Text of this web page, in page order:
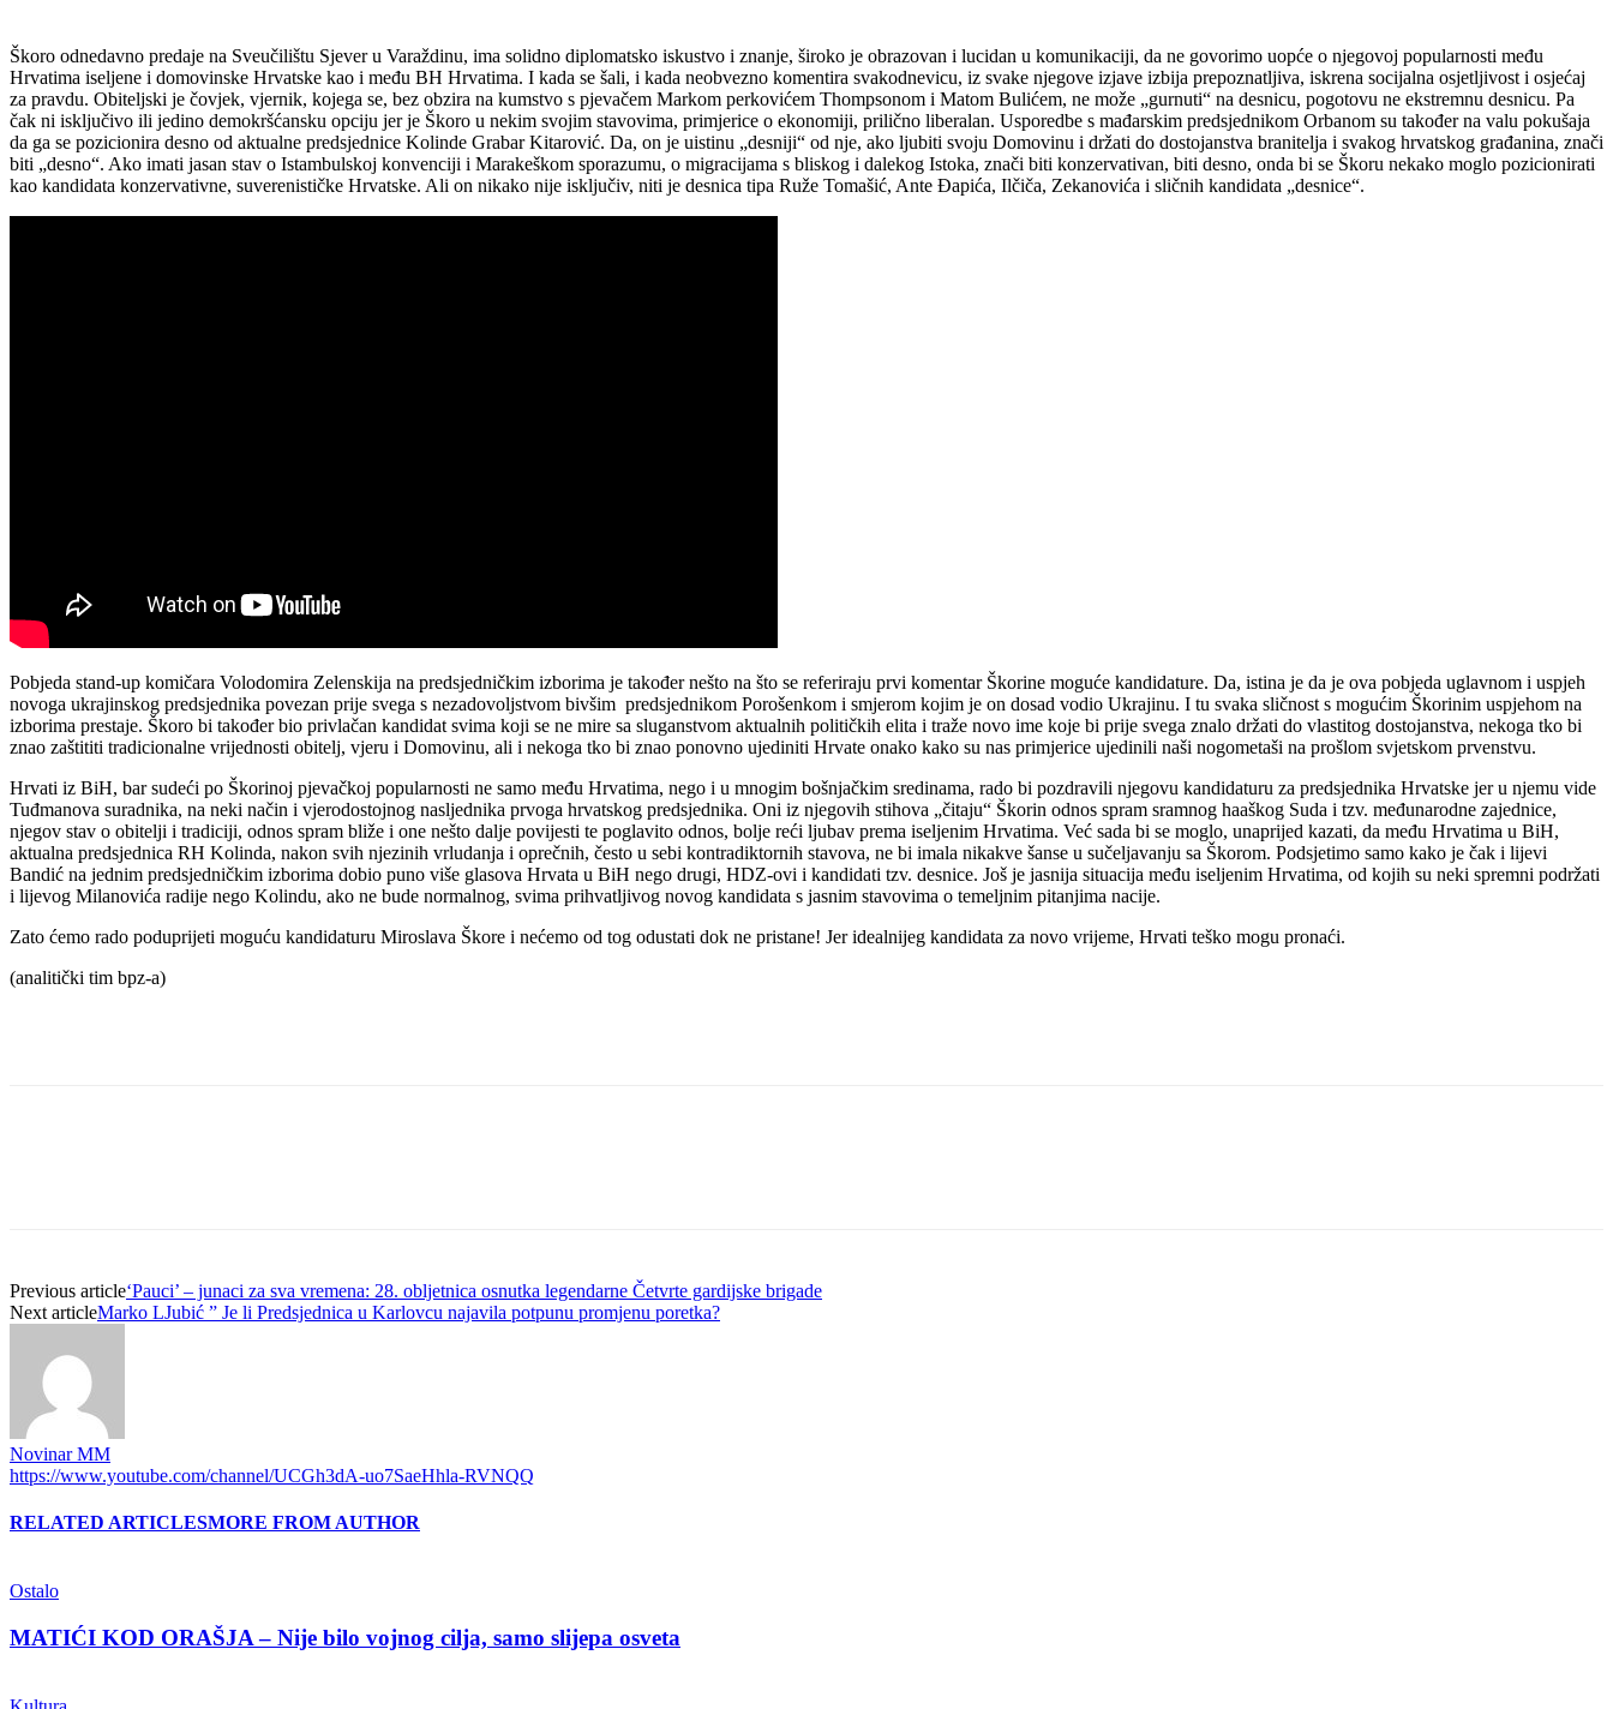
Škoro odnedavno predaje na Sveučilištu Sjever u Varaždinu, ima solidno diplomatsko iskustvo i znanje, široko je obrazovan i lucidan u komunikaciji, da ne govorimo uopće o njegovoj popularnosti među
Hrvatima iseljene i domovinske Hrvatske kao i među BH Hrvatima. I kada se šali, i kada neobvezno komentira svakodnevicu, iz svake njegove izjave izbija prepoznatljiva, iskrena socijalna osjetljivost i osjećaj
za pravdu. Obiteljski je čovjek, vjernik, kojega se, bez obzira na kumstvo s pjevačem Markom perkovićem Thompsonom i Matom Bulićem, ne može „gurnuti“ na desnicu, pogotovu ne ekstremnu desnicu. Pa
čak ni isključivo ili jedino demokršćansku opciju jer je Škoro u nekim svojim stavovima, primjerice o ekonomiji, prilično liberalan. Usporedbe s mađarskim predsjednikom Orbanom su također na valu pokušaja
da ga se pozicionira desno od aktualne predsjednice Kolinde Grabar Kitarović. Da, on je uistinu „desniji“ od nje, ako ljubiti svoju Domovinu i držati do dostojanstva branitelja i svakog hrvatskog građanina, znači
biti „desno“. Ako imati jasan stav o Istambulskoj konvenciji i Marakeškom sporazumu, o migracijama s bliskog i dalekog Istoka, znači biti konzervativan, biti desno, onda bi se Škoru nekako moglo pozicionirati
kao kandidata konzervativne, suverenističke Hrvatske. Ali on nikako nije isključiv, niti je desnica tipa Ruže Tomašić, Ante Đapića, Ilčiča, Zekanovića i sličnih kandidata „desnice“.
Pobjeda stand-up komičara Volodomira Zelenskija na predsjedničkim izborima je također nešto na što se referiraju prvi komentar Škorine moguće kandidature. Da, istina je da je ova pobjeda uglavnom i uspjeh
novoga ukrajinskog predsjednika povezan prije svega s nezadovoljstvom bivšim predsjednikom Porošenkom i smjerom kojim je on dosad vodio Ukrajinu. I tu svaka sličnost s mogućim Škorinim uspjehom na
izborima prestaje. Škoro bi također bio privlačan kandidat svima koji se ne mire sa sluganstvom aktualnih političkih elita i traže novo ime koje bi prije svega znalo držati do vlastitog dostojanstva, nekoga tko bi
znao zaštititi tradicionalne vrijednosti obitelj, vjeru i Domovinu, ali i nekoga tko bi znao ponovno ujediniti Hrvate onako kako su nas primjerice ujedinili naši nogometaši na prošlom svjetskom prvenstvu.
Hrvati iz BiH, bar sudeći po Škorinoj pjevačkoj popularnosti ne samo među Hrvatima, nego i u mnogim bošnjačkim sredinama, rado bi pozdravili njegovu kandidaturu za predsjednika Hrvatske jer u njemu vide
Tuđmanova suradnika, na neki način i vjerodostojnog nasljednika prvoga hrvatskog predsjednika. Oni iz njegovih stihova „čitaju“ Škorin odnos spram sramnog haaškog Suda i tzv. međunarodne zajednice,
njegov stav o obitelji i tradiciji, odnos spram bliže i one nešto dalje povijesti te poglavito odnos, bolje reći ljubav prema iseljenim Hrvatima. Već sada bi se moglo, unaprijed kazati, da među Hrvatima u BiH,
aktualna predsjednica RH Kolinda, nakon svih njezinih vrludanja i oprečnih, često u sebi kontradiktornih stavova, ne bi imala nikakve šanse u sučeljavanju sa Škorom. Podsjetimo samo kako je čak i lijevi
Bandić na jednim predsjedničkim izborima dobio puno više glasova Hrvata u BiH nego drugi, HDZ-ovi i kandidati tzv. desnice. Još je jasnija situacija među iseljenim Hrvatima, od kojih su neki spremni podržati
i lijevog Milanovića radije nego Kolindu, ako ne bude normalnog, svima prihvatljivog novog kandidata s jasnim stavovima o temeljnim pitanjima nacije.
Zato ćemo rado poduprijeti moguću kandidaturu Miroslava Škore i nećemo od tog odustati dok ne pristane! Jer idealnijeg kandidata za novo vrijeme, Hrvati teško mogu pronaći.
(analitički tim bpz-a)
Previous article‘Pauci’ – junaci za sva vremena: 28. obljetnica osnutka legendarne Četvrte gardijske brigade
Next articleMarko LJubić ” Je li Predsjednica u Karlovcu najavila potpunu promjenu poretka?
Novinar MM
https://www.youtube.com/channel/UCGh3dA-uo7SaeHhla-RVNQQ
RELATED ARTICLESMORE FROM AUTHOR
Ostalo
MATIĆI KOD ORAŠJA – Nije bilo vojnog cilja, samo slijepa osveta